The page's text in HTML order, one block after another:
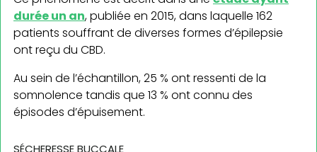
durée un an, publiée en 2015, dans laquelle 162
patients souffrant de diverses formes d’épilepsie
ont reçu du CBD.
Au sein de l’échantillon, 25 % ont ressenti de la
somnolence tandis que 13 % ont connu des
épisodes d’épuisement.
SÉCHERESSE BUCCALE